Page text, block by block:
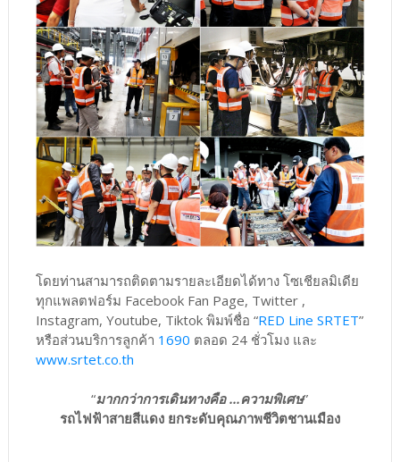
โดยท่านสามารถติดตามรายละเอียดได้ทาง โซเชียลมิเดีย
ทุกแพลตฟอร์ม Facebook Fan Page, Twitter ,
Instagram, Youtube, Tiktok พิมพ์ชื่อ “RED Line SRTET”
หรือส่วนบริการลูกค้า 1690 ตลอด 24 ชั่วโมง และ
www.srtet.co.th
“มากกว่าการเดินทางคือ ...ความพิเศษ”
รถไฟฟ้าสายสีแดง ยกระดับคุณภาพชีวิตชานเมือง